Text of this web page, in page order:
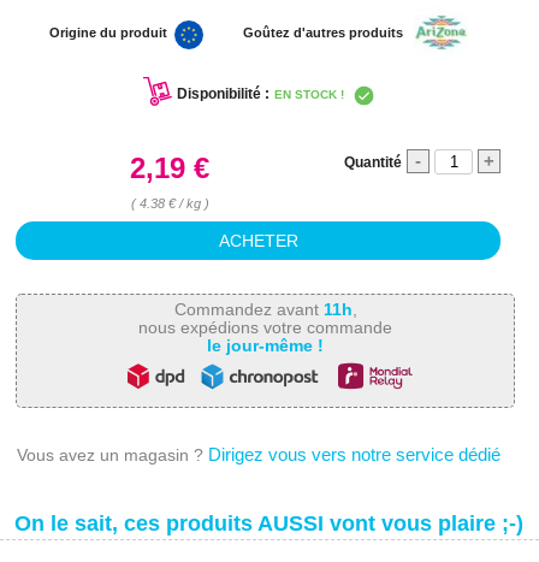
Origine du produit Goûtez d'autres produits
Disponibilité : EN STOCK !
2,19 €
( 4.38 € / kg )
Quantité - +
Commandez avant 11h
nous expédions votre commande
le jour-même !
Vous avez un magasin ? Dirigez vous vers notre service dédié
On le sait, ces produits AUSSI vont vous plaire ;-)